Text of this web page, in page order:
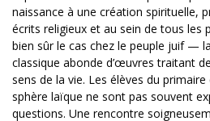
naissance à une création spirituelle,
écrits religieux et au sein de tous les
bien sûr le cas chez le peuple juif —
classique abonde d’œuvres traitant
sens de la vie. Les élèves du
sphère laïque ne sont pas souvent
questions. Une rencontre